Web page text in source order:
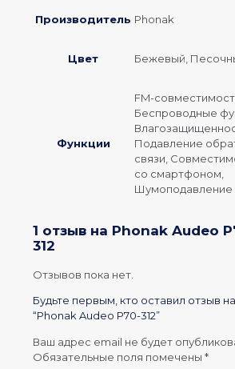
Производитель Phonak
Цвет Бежевый,
Функции
FM-
Беспроводные
Подавление
связи,
со смартфоном,
Шумоподавление
1 отзыв на Phonak Audeo
312
Отзывов пока нет.
Будьте первым, кто оставил отзыв на
“Phonak Audeo P70-312”
Ваш адрес email не будет
Обязательные поля помечены *